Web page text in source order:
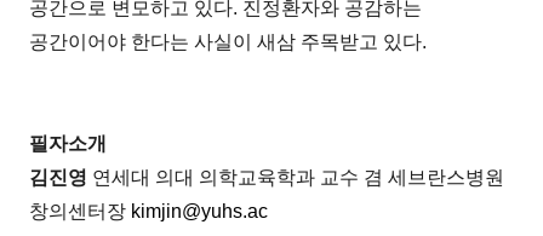
공간으로 변모하고 있다. 진정환자와 공감하는
공간이어야 한다는 사실이 새삼 주목받고 있다.
필자소개
김진영 연세대 의대 의학교육학과 교수 겸 세브란스병원
창의센터장 kimjin@yuhs.ac